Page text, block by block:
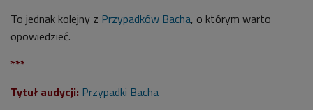
To jednak kolejny z Przypadków Bacha, o którym warto
opowiedzieć.
***
Tytuł audycji: Przypadki Bacha